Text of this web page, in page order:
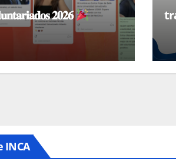
𝟐𝟎𝟐𝟔
INCA